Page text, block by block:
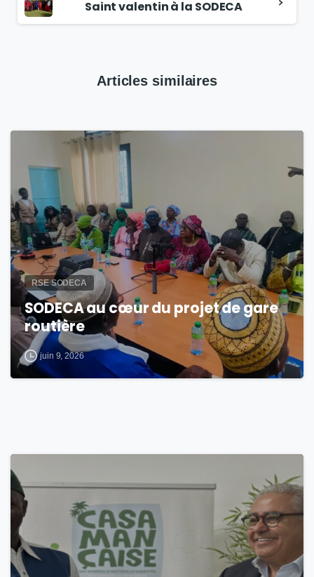
Saint valentin à la SODECA
Articles similaires
RSE SODECA
SODECA au cœur du projet de gare
routière
juin 9, 2026
0